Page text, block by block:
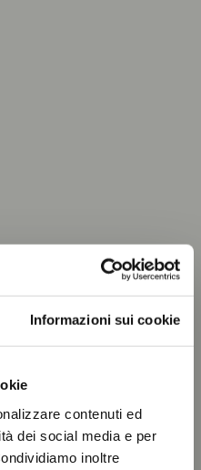
Informazioni sui cookie
contenuti ed
dei social media e per
inoltre